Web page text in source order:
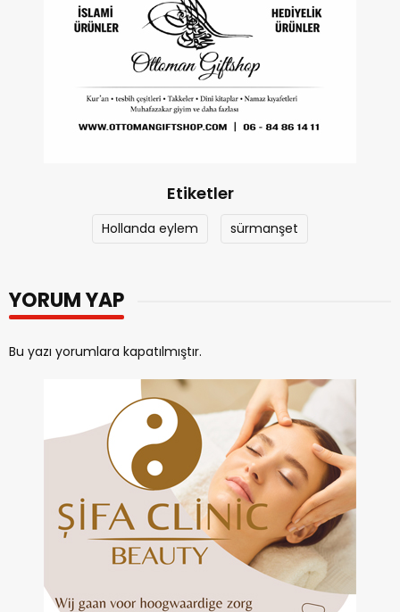
Etiketler
Hollanda eylem sürmanşet
YORUM YAP
Bu yazı yorumlara kapatılmıştır.